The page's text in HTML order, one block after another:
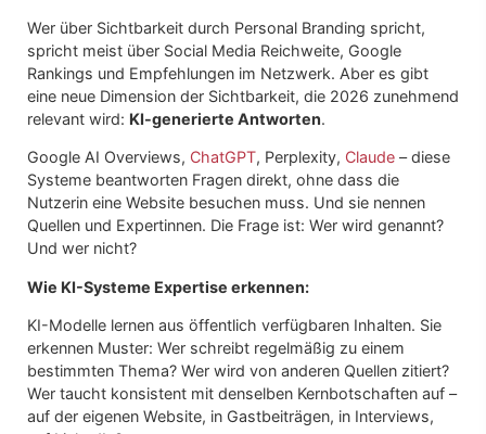
Wer über Sichtbarkeit durch Personal Branding spricht,
spricht meist über Social Media Reichweite, Google
Rankings und Empfehlungen im Netzwerk. Aber es gibt
eine neue Dimension der Sichtbarkeit, die 2026 zunehmend
relevant wird: KI-generierte Antworten.
Google AI Overviews, ChatGPT, Perplexity, Claude – diese
Systeme beantworten Fragen direkt, ohne dass die
Nutzerin eine Website besuchen muss. Und sie nennen
Quellen und Expertinnen. Die Frage ist: Wer wird genannt?
Und wer nicht?
Wie KI-Systeme Expertise erkennen:
KI-Modelle lernen aus öffentlich verfügbaren Inhalten. Sie
erkennen Muster: Wer schreibt regelmäßig zu einem
bestimmten Thema? Wer wird von anderen Quellen zitiert?
Wer taucht konsistent mit denselben Kernbotschaften auf –
auf der eigenen Website, in Gastbeiträgen, in Interviews,